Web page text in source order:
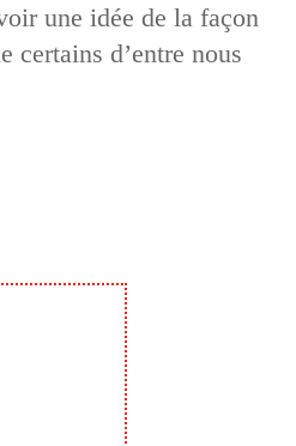
une idée de la façon
certains d’entre nous